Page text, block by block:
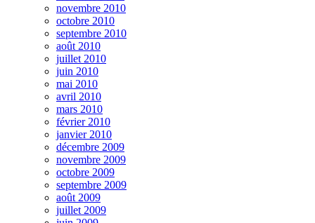
novembre 2010
octobre 2010
septembre 2010
août 2010
juillet 2010
juin 2010
mai 2010
avril 2010
mars 2010
février 2010
janvier 2010
décembre 2009
novembre 2009
octobre 2009
septembre 2009
août 2009
juillet 2009